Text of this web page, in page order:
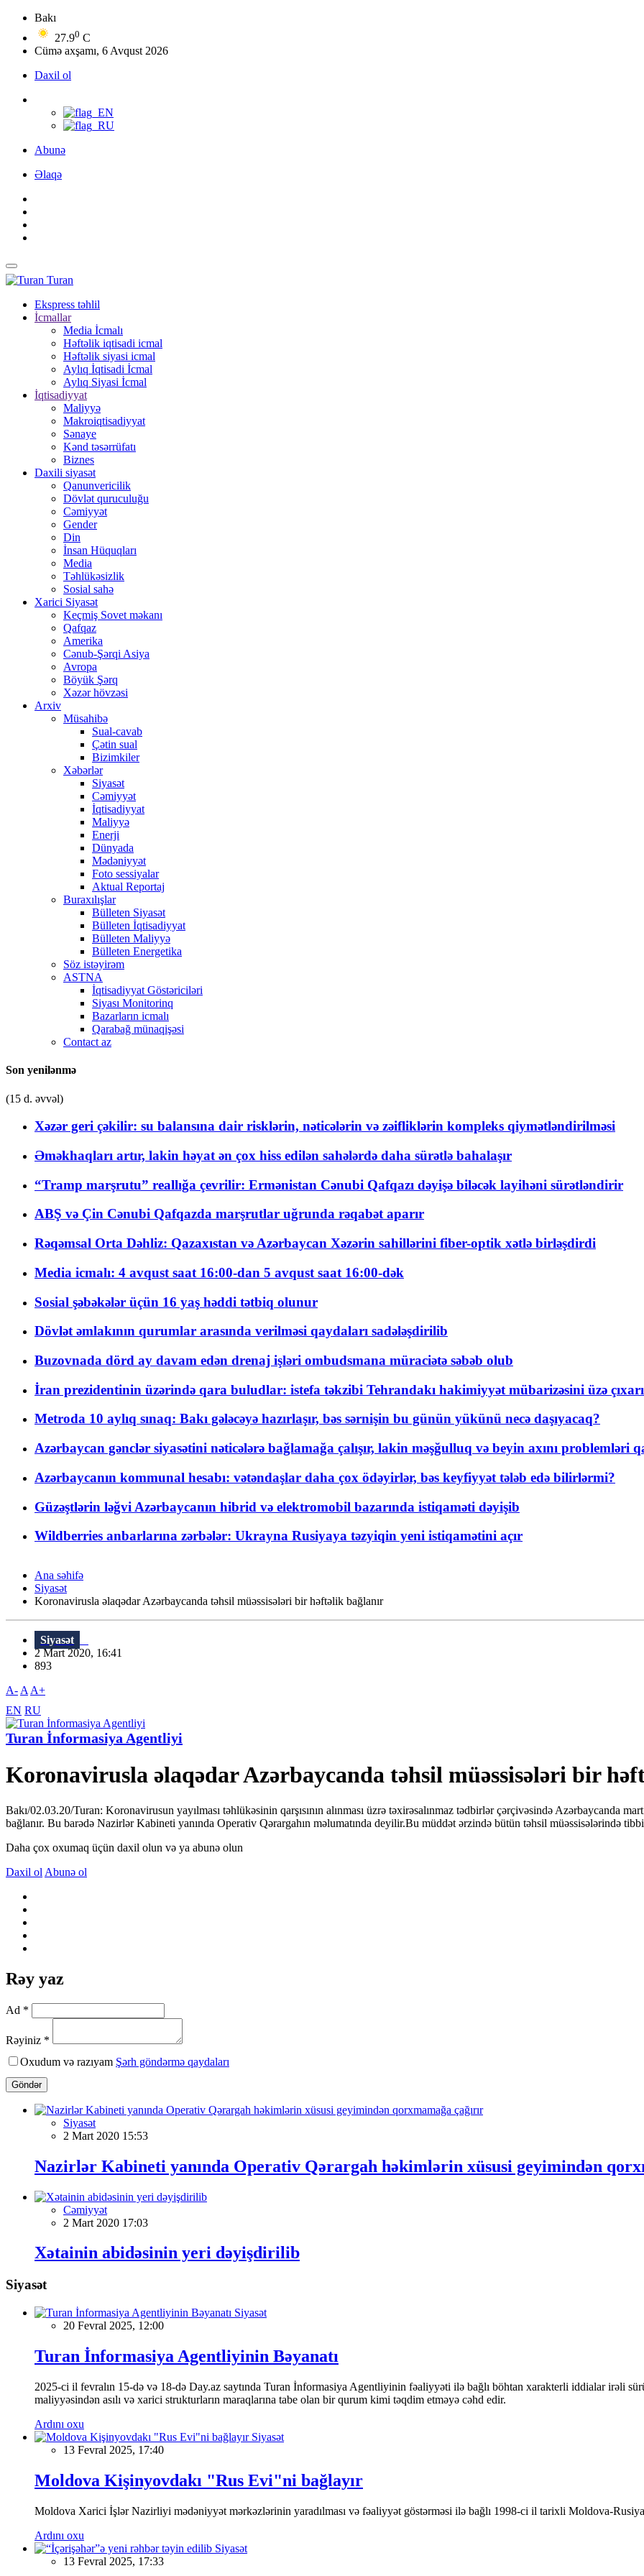
Bakı
27.90 C
Cümə axşamı, 6 Avqust 2026
Daxil ol
Abunə
Əlaqə
Turan
Ekspress təhlil
İcmallar
Media İcmalı
Həftəlik iqtisadi icmal
Həftəlik siyasi icmal
Aylıq İqtisadi İcmal
Aylıq Siyasi İcmal
İqtisadiyyat
Maliyyə
Makroiqtisadiyyat
Sənaye
Kənd təsərrüfatı
Biznes
Daxili siyasət
Qanunvericilik
Dövlət quruculuğu
Cəmiyyət
Gender
Din
İnsan Hüquqları
Media
Təhlükəsizlik
Sosial sahə
Xarici Siyasət
Keçmiş Sovet məkanı
Qafqaz
Amerika
Cənub-Şərqi Asiya
Avropa
Böyük Şərq
Xəzər hövzəsi
Arxiv
Müsahibə
Sual-cavab
Çətin sual
Bizimkiler
Xəbərlər
Siyasət
Cəmiyyət
İqtisadiyyat
Maliyyə
Enerji
Dünyada
Mədəniyyət
Foto sessiyalar
Aktual Reportaj
Buraxılışlar
Bülleten Siyasət
Bülleten İqtisadiyyat
Bülleten Maliyyə
Bülleten Energetika
Söz istəyirəm
ASTNA
İqtisadiyyat Göstəriciləri
Siyası Monitorinq
Bazarların icmalı
Qarabağ münaqişəsi
Contact az
Son yenilənmə
(15 d. əvvəl)
Xəzər geri çəkilir: su balansına dair risklərin, nəticələrin və zəifliklərin kompleks qiymətləndirilməsi
Əməkhaqları artır, lakin həyat ən çox hiss edilən sahələrdə daha sürətlə bahalaşır
“Tramp marşrutu” reallığa çevrilir: Ermənistan Cənubi Qafqazı dəyişə biləcək layihəni sürətləndirir
ABŞ və Çin Cənubi Qafqazda marşrutlar uğrunda rəqabət aparır
Rəqəmsal Orta Dəhliz: Qazaxıstan və Azərbaycan Xəzərin sahillərini fiber-optik xətlə birləşdirdi
Media icmalı: 4 avqust saat 16:00-dan 5 avqust saat 16:00-dək
Sosial şəbəkələr üçün 16 yaş həddi tətbiq olunur
Dövlət əmlakının qurumlar arasında verilməsi qaydaları sadələşdirilib
Buzovnada dörd ay davam edən drenaj işləri ombudsmana müraciətə səbəb olub
İran prezidentinin üzərində qara buludlar: istefa təkzibi Tehrandakı hakimiyyət mübarizəsini üzə
Metroda 10 aylıq sınaq: Bakı gələcəyə hazırlaşır, bəs sərnişin bu günün yükünü necə daşıyacaq?
Azərbaycan gənclər siyasətini nəticələrə bağlamağa çalışır, lakin məşğulluq və beyin axını problemləri
Azərbaycanın kommunal hesabı: vətəndaşlar daha çox ödəyirlər, bəs keyfiyyət tələb edə bilirlərmi?
Güzəştlərin ləğvi Azərbaycanın hibrid və elektromobil bazarında istiqaməti dəyişib
Wildberries anbarlarına zərbələr: Ukrayna Rusiyaya təzyiqin yeni istiqamətini açır
Ana səhifə
Siyasət
Koronavirusla əlaqədar Azərbaycanda təhsil müəssisələri bir həftəlik bağlanır
Siyasət
2 Mart 2020, 16:41
893
A- A A+
EN RU
Turan İnformasiya Agentliyi
Koronavirusla əlaqədar Azərbaycanda təhsil müəssisələri bir
Bakı/02.03.20/Turan: Koronavirusun yayılması təhlükəsinin qarşısının alınması üzrə təxirəsalınmaz tədbirlər çərçivəsində Azərbaycanda
bağlanır. Bu barədə Nazirlər Kabineti yanında Operativ Qərargahın məlumatında deyilir.Bu müddət ərzində bütün təhsil müəssisələrində
Daha çox oxumaq üçün daxil olun və ya abunə olun
Daxil ol Abunə ol
Rəy yaz
Ad *
Rəyiniz *
Oxudum və razıyam Şərh göndərmə qaydaları
Göndər
Siyasət
2 Mart 2020 15:53
Nazirlər Kabineti yanında Operativ Qərargah həkimlərin xüsusi geyimindən
Cəmiyyət
2 Mart 2020 17:03
Xətainin abidəsinin yeri dəyişdirilib
Siyasət
Siyasət
20 Fevral 2025, 12:00
Turan İnformasiya Agentliyinin Bəyanatı
2025-ci il fevralın 15-də və 18-də Day.az saytında Turan İnformasiya Agentliyinin fəaliyyəti ilə bağlı böhtan xarakterli iddialar irəli
maliyyəsindən asılı və xarici strukturların maraqlarına tabe olan bir qurum kimi təqdim etməyə cəhd edir.
Ardını oxu
Siyasət
13 Fevral 2025, 17:40
Moldova Kişinyovdakı "Rus Evi"ni bağlayır
Moldova Xarici İşlər Nazirliyi mədəniyyət mərkəzlərinin yaradılması və fəaliyyət göstərməsi ilə bağlı 1998-ci il tarixli Moldova-
Ardını oxu
Siyasət
13 Fevral 2025, 17:33